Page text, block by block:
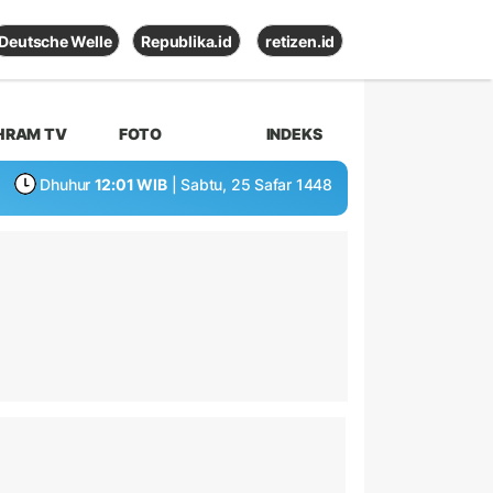
Welle Republika.id retizen.id
TV FOTO INDEKS
Dhuhur 12:01 WIB | Sabtu, 25 Safar 1448